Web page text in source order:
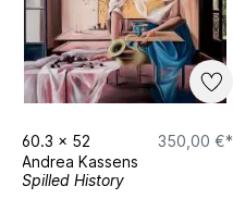
60.3 x 52
350,00 €*
Andrea Kassens
Spilled History